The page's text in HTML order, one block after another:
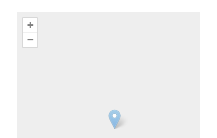
+
−